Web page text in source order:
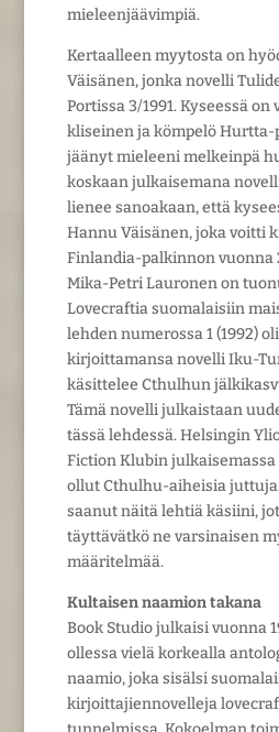
mieleenjäävimpiä.
Kertaalleen myytosta on
Väisänen, jonka novelli
Portissa 3/1991. Kyseessä
kliseinen ja kömpelö Hurtta-
jäänyt mieleeni melkeinpä
koskaan julkaisemana
lienee sanoakaan, että
Hannu Väisänen, joka voitti
Finlandia-palkinnon vuonna
Mika-Petri Lauronen on
Lovecraftia suomalaisiin
lehden numerossa 1 (1992)
kirjoittamansa novelli Iku-
käsittelee Cthulhun
Tämä novelli julkaistaan
tässä lehdessä. Helsingin
Fiction Klubin
ollut Cthulhu-aiheisia
saanut näitä lehtiä käsiini,
täyttävätkö ne varsinaisen
määritelmää.
Kultaisen naamion takana
Book Studio julkaisi vuonna
ollessa vielä korkealla
naamio, joka sisälsi
kirjoittajiennovelleja